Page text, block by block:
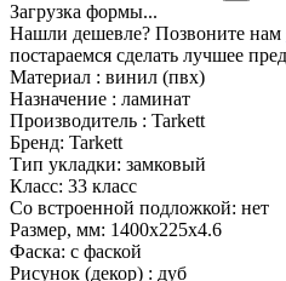
Загрузка формы...
Нашли дешевле? Позвоните нам
постараемся сделать лучшее
Материал : винил (пвх)
Назначение : ламинат
Производитель : Tarkett
Бренд: Tarkett
Тип укладки: замковый
Класс: 33 класс
Со встроенной подложкой: нет
Размер, мм: 1400х225х4.6
Фаска: с фаской
Рисунок (декор) : дуб